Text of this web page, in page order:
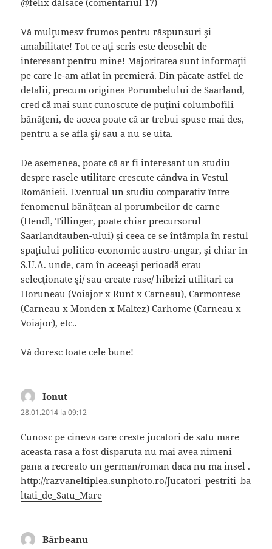
Vă mulţumesv frumos pentru răspunsuri şi
amabilitate! Tot ce aţi scris este deosebit de
interesant pentru mine! Majoritatea sunt informaţii
pe care le-am aflat în premieră. Din păcate astfel de
detalii, precum originea Porumbelului de Saarland,
cred că mai sunt cunoscute de puţini columbofili
bănăţeni, de aceea poate că ar trebui spuse mai des,
pentru a se afla şi/ sau a nu se uita.
De asemenea, poate că ar fi interesant un studiu
despre rasele utilitare crescute cândva în Vestul
Românieii. Eventual un studiu comparativ între
fenomenul bănăţean al porumbeilor de carne
(Hendl, Tillinger, poate chiar precursorul
Saarlandtauben-ului) şi ceea ce se întâmpla în restul
spaţiului politico-economic austro-ungar, şi chiar în
S.U.A. unde, cam în aceeaşi perioadă erau
selecţionate şi/ sau create rase/ hibrizi utilitari ca
Horuneau (Voiajor x Runt x Carneau), Carmontese
(Carneau x Monden x Maltez) Carhome (Carneau x
Voiajor), etc..
Vă doresc toate cele bune!
Ionut
28.01.2014 la 09:12
Cunosc pe cineva care creste jucatori de satu mare
aceasta rasa a fost disparuta nu mai avea nimeni
pana a recreato un german/roman daca nu ma insel .
http://razvaneltiplea.sunphoto.ro/Jucatori_pestriti_ba
ltati_de_Satu_Mare
Bărbeanu